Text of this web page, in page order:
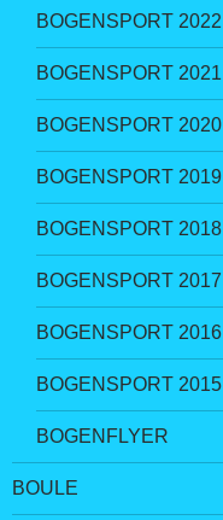
BOGENSPORT 2022
BOGENSPORT 2021
BOGENSPORT 2020
BOGENSPORT 2019
BOGENSPORT 2018
BOGENSPORT 2017
BOGENSPORT 2016
BOGENSPORT 2015
BOGENFLYER
BOULE